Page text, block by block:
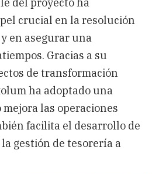
crucial en la resolución
en asegurar una
Gracias a su
de transformación
ha adoptado una
las operaciones
facilita el desarrollo de
gestión de tesorería a